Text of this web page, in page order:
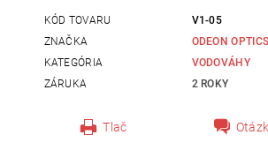
KÓD TOVARU
V1-05
ZNAČKA
ODEON OPTICS
KATEGÓRIA
VODOVÁHY
ZÁRUKA
2 ROKY
Tlač